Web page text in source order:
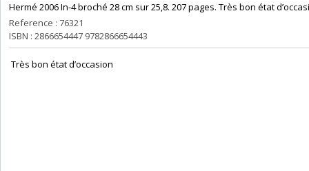
‎Hermé 2006 In-4 broché 28 cm sur 25,8. 207 pages. Très bon état
Reference : 76321
ISBN : 2866654447 9782866654443
‎ Très bon état d’occasion ‎